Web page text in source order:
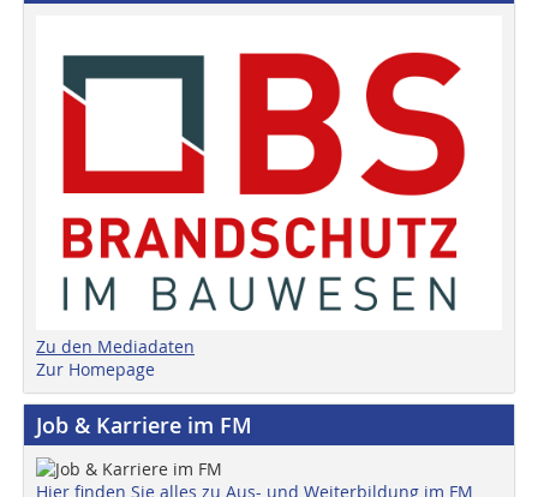
Zu den Mediadaten
Zur Homepage
Job & Karriere im FM
Hier finden Sie alles zu Aus- und Weiterbildung im FM